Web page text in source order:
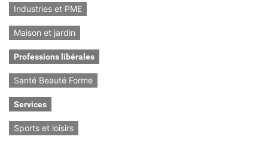
Industries et PME
Maison et jardin
Professions libérales
Santé Beauté Forme
Services
Sports et loisirs